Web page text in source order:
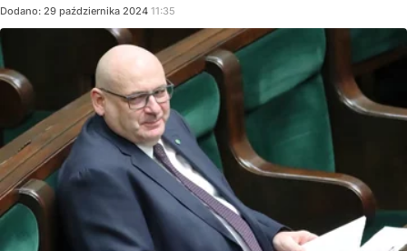
Dodano: 29 października 2024 11:35